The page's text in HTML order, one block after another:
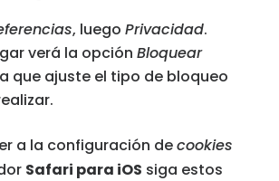
, luego Privacidad.
verá la opción Bloquear
que ajuste el tipo de bloqueo
a la configuración decookies
Safari para iOS siga estos